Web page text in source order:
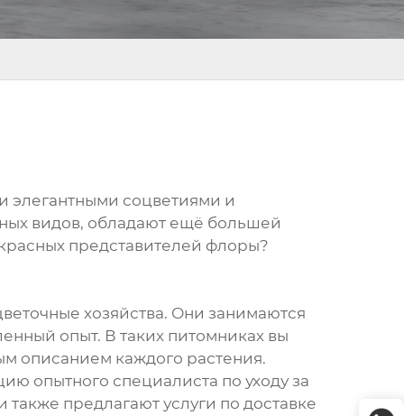
соцветиями и
видов, обладают ещё большей
представителей флоры?
хозяйства. Они занимаются
опыт. В таких питомниках вы
описанием каждого растения.
опытного специалиста по уходу за
предлагают услуги по доставке